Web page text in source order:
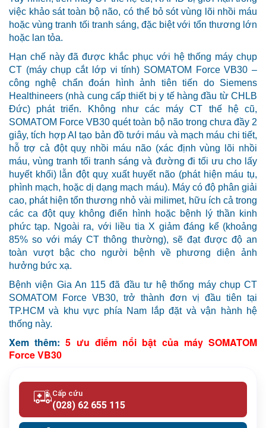
việc khảo sát toàn bộ não, có thể bỏ sót vùng lõi nhồi máu
hoặc vùng tranh tối tranh sáng, đặc biệt với tổn thương lớn
hoặc lan tỏa.
Hạn chế này đã được khắc phục với hệ thống máy chụp
CT (máy chụp cắt lớp vi tính) SOMATOM Force VB30 –
công nghệ chẩn đoán hình ảnh tiên tiến do Siemens
Healthineers (nhà cung cấp thiết bị y tế hàng đầu từ CHLB
Đức) phát triển. Không như các máy CT thế hệ cũ,
SOMATOM Force VB30 quét toàn bộ não trong chưa đầy 2
giây, tích hợp AI tạo bản đồ tưới máu và mạch máu chi tiết,
hỗ trợ cả đột quỵ nhồi máu não (xác định vùng lõi nhồi
máu, vùng tranh tối tranh sáng và đường đi tối ưu cho lấy
huyết khối) lẫn đột quỵ xuất huyết não (phát hiện máu tụ,
phình mạch, hoặc dị dạng mạch máu). Máy có độ phân giải
cao, phát hiện tổn thương nhỏ vài milimet, hữu ích cả trong
các ca đột quỵ không điển hình hoặc bệnh lý thần kinh
phức tạp. Ngoài ra, với liều tia X giảm đáng kể (khoảng
85% so với máy CT thông thường), sẽ đạt được độ an
toàn vượt bậc cho người bệnh về phương diện ảnh
hưởng bức xạ.
Bệnh viện Gia An 115 đã đầu tư hệ thống máy chụp CT
SOMATOM Force VB30, trở thành đơn vị đầu tiên tại
TP.HCM và khu vực phía Nam lắp đặt và vận hành hệ
thống này.
Xem thêm: 5 ưu điểm nổi bật của máy SOMATOM
Force VB30
Cấp cứu
(028) 62 655 115